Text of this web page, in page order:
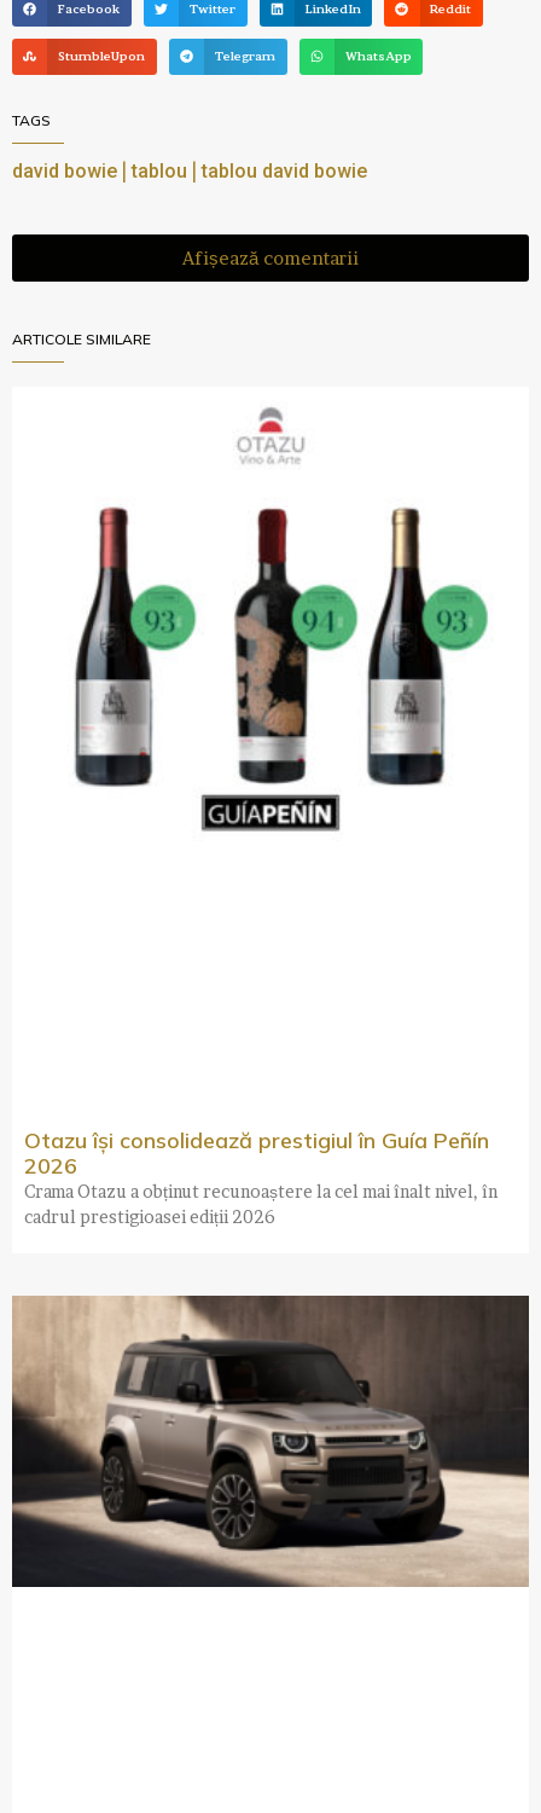
Facebook Twitter LinkedIn Reddit
StumbleUpon Telegram WhatsApp
TAGS
david bowie |tablou |tablou david bowie
Afișează comentarii
ARTICOLE SIMILARE
Otazu își consolidează prestigiul în Guía Peñín
2026
Crama Otazu a obținut recunoaștere la cel mai înalt nivel, în
cadrul prestigioasei ediții 2026